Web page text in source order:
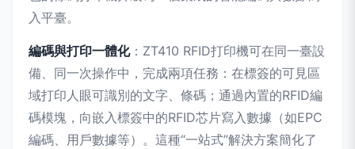
入平臺。
編碼與打印一體化：ZT410 RFID打印機可在同一臺設
備、同一次操作中，完成兩項任務：在標簽的可見區
域打印人眼可識別的文字、條碼；通過內置的RFID編
碼模塊，向嵌入標簽中的RFID芯片寫入數據（如EPC
編碼、用戶數據等）。這種“一站式”解決方案簡化了